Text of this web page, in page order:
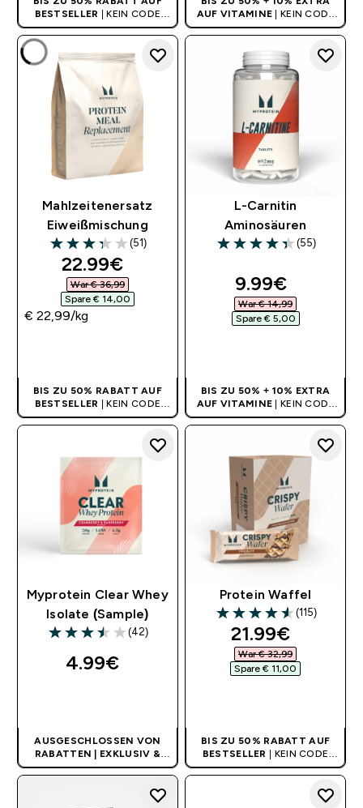
BESTSELLER
| KEIN CODE
BENÖTIGT
AUF VITAMINE
| KEIN CODE
BENÖTIGT
Mahlzeitenersatz
Eiweißmischung
3.33 out of 5 stars
(51)
discounted price
22.99€‎
War € 36,99‎
Spare € 14,00‎
€ 22,99‎/kg
BIS ZU 50% RABATT AUF
BESTSELLER | KEIN CODE
BENÖTIGT
L-Carnitin
Aminosäuren
4.35 out of 5 stars
(55)
discounted
9.99€‎
War € 14,99‎
Spare € 5,00‎
BIS ZU 50% + 10% EXTRA
AUF VITAMINE | KEIN CODE
BENÖTIGT
Myprotein Clear Whey
Isolate (Sample)
3.48 out of 5 stars
(42)
4.99€‎
AUSGESCHLOSSEN VON
RABATTEN | EXKLUSIV &
LIMITIERT
Protein Waffel
4.56 out of 5 stars
(115)
discounted
21.99€‎
War € 32,99‎
Spare € 11,00‎
BIS ZU 50% RABATT AUF
BESTSELLER | KEIN CODE
BENÖTIGT